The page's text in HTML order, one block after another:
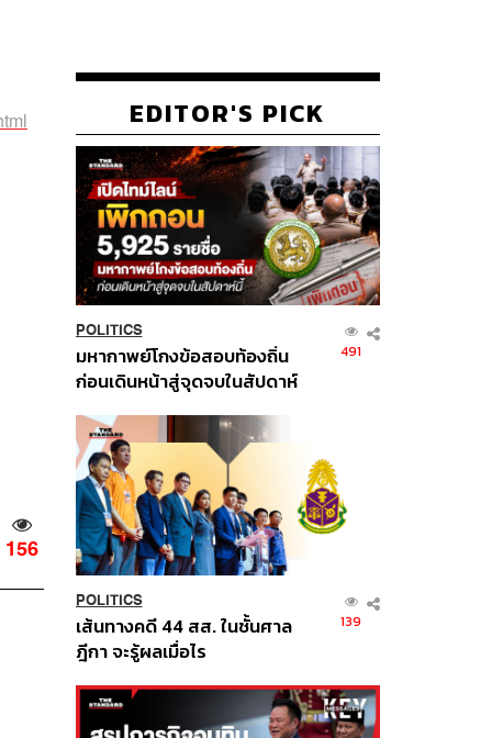
156
EDITOR'S PICK
POLITICS
มหากาพย์โกงข้อสอบท้องถิ่น
ก่อนเดินหน้าสู่จุดจบในสัปดาห์
491
POLITICS
เส้นทางคดี 44 สส. ในชั้นศาล
ฎีกา จะรู้ผลเมื่อไร
139